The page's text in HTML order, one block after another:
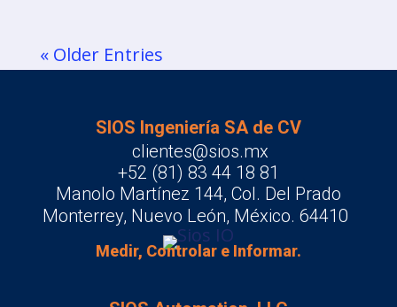
« Older Entries
SIOS Ingeniería SA de CV
clientes@sios.mx
+52 (81) 83 44 18 81
Manolo Martínez 144, Col. Del Prado
Monterrey, Nuevo León, México. 64410
Medir, Controlar e Informar.